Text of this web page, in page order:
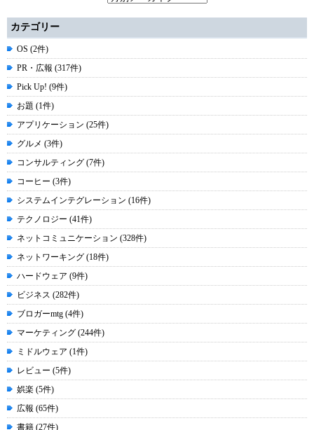
カテゴリー
OS (2件)
PR・広報 (317件)
Pick Up! (9件)
お題 (1件)
アプリケーション (25件)
グルメ (3件)
コンサルティング (7件)
コーヒー (3件)
システムインテグレーション (16件)
テクノロジー (41件)
ネットコミュニケーション (328件)
ネットワーキング (18件)
ハードウェア (9件)
ビジネス (282件)
ブロガーmtg (4件)
マーケティング (244件)
ミドルウェア (1件)
レビュー (5件)
娯楽 (5件)
広報 (65件)
書籍 (27件)